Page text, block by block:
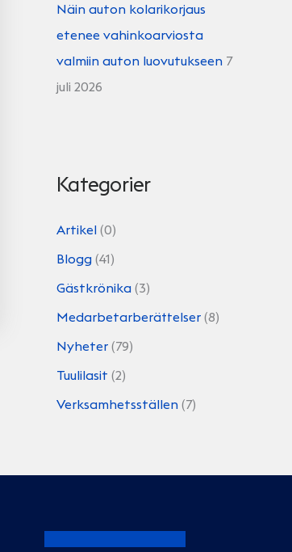
Näin auton kolarikorjaus
etenee vahinkoarviosta
valmiin auton luovutukseen 7
juli 2026
Kategorier
Artikel (0)
Blogg (41)
Gästkrönika (3)
Medarbetarberättelser (8)
Nyheter (79)
Tuulilasit (2)
Verksamhetsställen (7)